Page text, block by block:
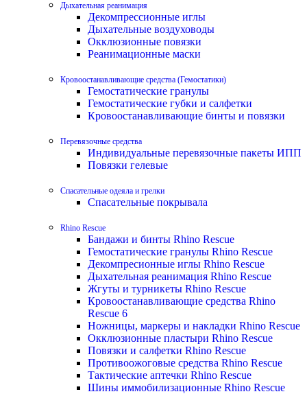
Дыхательная реанимация
Декомпрессионные иглы
Дыхательные воздуховоды
Окклюзионные повязки
Реанимационные маски
Кровоостанавливающие средства (Гемостатики)
Гемостатические гранулы
Гемостатические губки и салфетки
Кровоостанавливающие бинты и повязки
Перевязочные средства
Индивидуальные перевязочные пакеты ИПП
Повязки гелевые
Спасательные одеяла и грелки
Спасательные покрывала
Rhino Rescue
Бандажи и бинты Rhino Rescue
Гемостатические гранулы Rhino Rescue
Декомпресионные иглы Rhino Rescue
Дыхательная реанимация Rhino Rescue
Жгуты и турникеты Rhino Rescue
Кровоостанавливающие средства Rhino
Rescue 6
Ножницы, маркеры и накладки Rhino Rescue
Окклюзионные пластыри Rhino Rescue
Повязки и салфетки Rhino Rescue
Противоожоговые средства Rhino Rescue
Тактические аптечки Rhino Rescue
Шины иммобилизационные Rhino Rescue